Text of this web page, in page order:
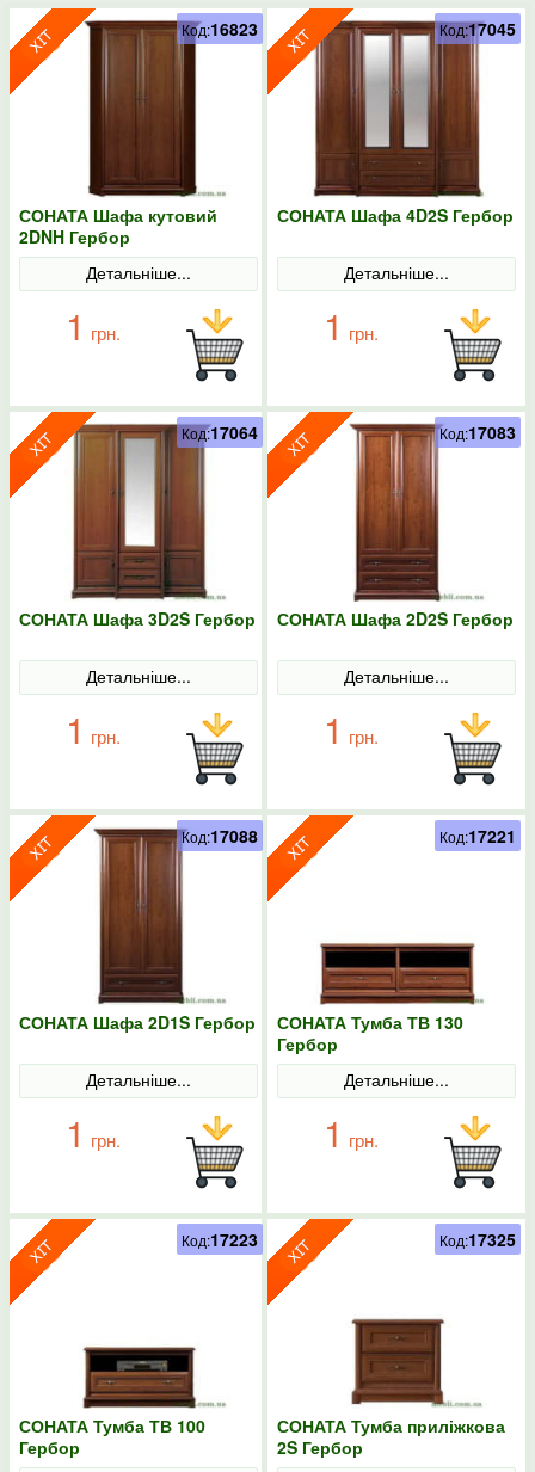
СОНАТА Шафа кутовий
2DNH Гербор
Детальніше...
1 грн.
Код:16823
СОНАТА Шафа 4D2S Гербор
Детальніше...
1 грн.
Код:17045
СОНАТА Шафа 3D2S Гербор
Детальніше...
1 грн.
Код:17064
СОНАТА Шафа 2D2S Гербор
Детальніше...
1 грн.
Код:17083
СОНАТА Шафа 2D1S Гербор
Детальніше...
1 грн.
Код:17088
СОНАТА Тумба ТВ 130
Гербор
Детальніше...
1 грн.
Код:17221
СОНАТА Тумба ТВ 100
Гербор
Код:17223
СОНАТА Тумба приліжкова
2S Гербор
Код:17325